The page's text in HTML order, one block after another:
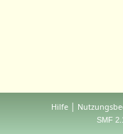
Hilfe |
SMF